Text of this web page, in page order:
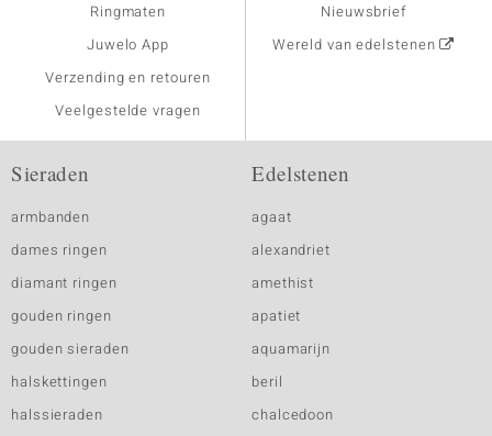
Ringmaten
Juwelo App
Verzending en retouren
Veelgestelde vragen
Nieuwsbrief
Wereld van edelstenen
Sieraden
armbanden
dames ringen
diamant ringen
gouden ringen
gouden sieraden
halskettingen
halssieraden
Edelstenen
agaat
alexandriet
amethist
apatiet
aquamarijn
beril
chalcedoon